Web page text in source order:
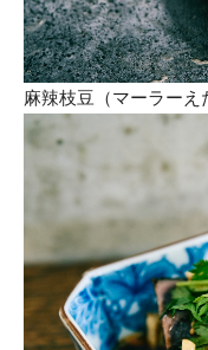
麻辣枝豆（マーラーえ